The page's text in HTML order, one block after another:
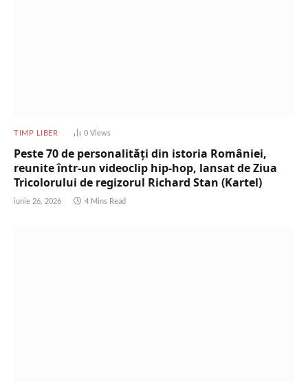
TIMP LIBER 0 Views
Peste 70 de personalități din istoria României,
reunite într-un videoclip hip-hop, lansat de Ziua
Tricolorului de regizorul Richard Stan (Kartel)
iunie 26, 2026 4 Mins Read